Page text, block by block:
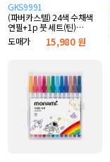
GKS9991
(파버카스텔) 24색 수채색
연필+1p 붓 세트(틴)
(20x18.5cm)
도매가 15,980 원